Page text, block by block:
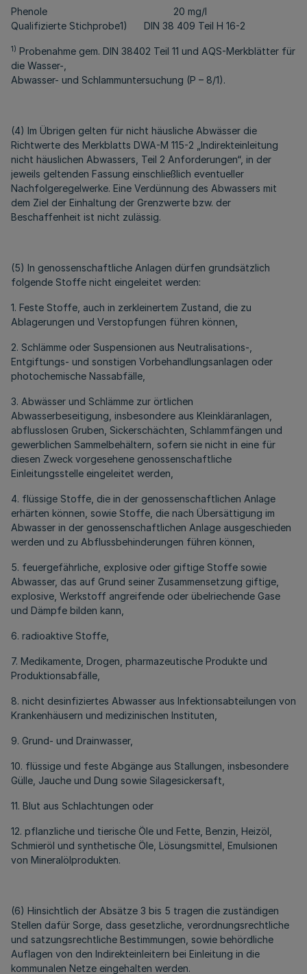
Phenole 20 mg/l
Qualifizierte Stichprobe1) DIN 38 409 Teil H 16-2
1) Probenahme gem. DIN 38402 Teil 11 und AQS-Merkblätter für
die Wasser-,
Abwasser- und Schlammuntersuchung (P – 8/1).
(4) Im Übrigen gelten für nicht häusliche Abwässer die
Richtwerte des Merkblatts DWA-M 115-2 „Indirekteinleitung
nicht häuslichen Abwassers, Teil 2 Anforderungen“, in der
jeweils geltenden Fassung einschließlich eventueller
Nachfolgeregelwerke. Eine Verdünnung des Abwassers mit
dem Ziel der Einhaltung der Grenzwerte bzw. der
Beschaffenheit ist nicht zulässig.
(5) In genossenschaftliche Anlagen dürfen grundsätzlich
folgende Stoffe nicht eingeleitet werden:
1. Feste Stoffe, auch in zerkleinertem Zustand, die zu
Ablagerungen und Verstopfungen führen können,
2. Schlämme oder Suspensionen aus Neutralisations-,
Entgiftungs- und sonstigen Vorbehandlungsanlagen oder
photochemische Nassabfälle,
3. Abwässer und Schlämme zur örtlichen
Abwasserbeseitigung, insbesondere aus Kleinkläranlagen,
abflusslosen Gruben, Sickerschächten, Schlammfängen und
gewerblichen Sammelbehältern, sofern sie nicht in eine für
diesen Zweck vorgesehene genossenschaftliche
Einleitungsstelle eingeleitet werden,
4. flüssige Stoffe, die in der genossenschaftlichen Anlage
erhärten können, sowie Stoffe, die nach Übersättigung im
Abwasser in der genossenschaftlichen Anlage ausgeschieden
werden und zu Abflussbehinderungen führen können,
5. feuergefährliche, explosive oder giftige Stoffe sowie
Abwasser, das auf Grund seiner Zusammensetzung giftige,
explosive, Werkstoff angreifende oder übelriechende Gase
und Dämpfe bilden kann,
6. radioaktive Stoffe,
7. Medikamente, Drogen, pharmazeutische Produkte und
Produktionsabfälle,
8. nicht desinfiziertes Abwasser aus Infektionsabteilungen von
Krankenhäusern und medizinischen Instituten,
9. Grund- und Drainwasser,
10. flüssige und feste Abgänge aus Stallungen, insbesondere
Gülle, Jauche und Dung sowie Silagesickersaft,
11. Blut aus Schlachtungen oder
12. pflanzliche und tierische Öle und Fette, Benzin, Heizöl,
Schmieröl und synthetische Öle, Lösungsmittel, Emulsionen
von Mineralölprodukten.
(6) Hinsichtlich der Absätze 3 bis 5 tragen die zuständigen
Stellen dafür Sorge, dass gesetzliche, verordnungsrechtliche
und satzungsrechtliche Bestimmungen, sowie behördliche
Auflagen von den Indirekteinleitern bei Einleitung in die
kommunalen Netze eingehalten werden.